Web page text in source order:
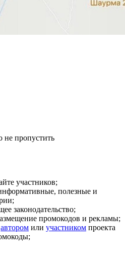
не пропустить
участников;
полезные и
законодательство;
промокодов и рекламы;
автором или участником проекта